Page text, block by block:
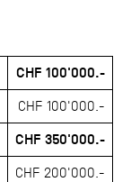
CHF 100'000.-
CHF 100'000.-
CHF 350'000.-
CHF 200'000.-